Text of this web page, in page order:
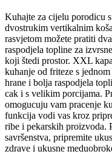
Kuhajte za cijelu porodicu
dvostrukim vertikalnim
rasvjetom možete pratiti
raspodjela topline za
koji štedi prostor. XXL
kuhanje od friteze s
hrane i bolja raspodjela
cak i s velikim porcijama.
omogucuju vam pracenje
funkcija vodi vas kroz
ribe i pekarskih proizvoda.
savršenstva, pripremite
zdrave i ukusne